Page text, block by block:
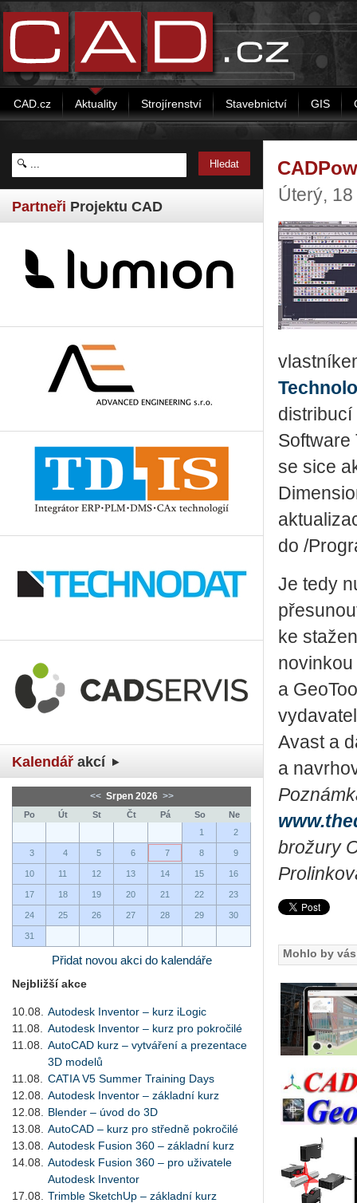
CAD.cz Aktuality Strojírenství Stavebnictví GIS
Partneři Projektu CAD
Kalendář akcí
<< Srpen 2026 >>
Po Út St Čt Pá So
Ne
1
2
3 4 5 6 7 8 9
10 11 12 13 14 15 16
17 18 19 20 21 22 23
24 25 26 27 28 29 30
31
Přidat novou akci do kalendáře
Nejbližší akce
10.08.
Autodesk Inventor – kurz iLogic
11.08.
Autodesk Inventor – kurz pro pokročilé
11.08.
AutoCAD kurz – vytváření a prezentace
3D modelů
11.08.
CATIA V5 Summer Training Days
12.08.
Autodesk Inventor – základní kurz
12.08.
Blender – úvod do 3D
13.08.
AutoCAD – kurz pro středně pokročilé
13.08.
Autodesk Fusion 360 – základní kurz
14.08.
Autodesk Fusion 360 – pro uživatele
Autodesk Inventor
17.08.
Trimble SketchUp – základní kurz
Úterý,
distribucí
Software
se sice
do /
Je tedy
ke
a
Avast a
a
brožury
Mohlo by